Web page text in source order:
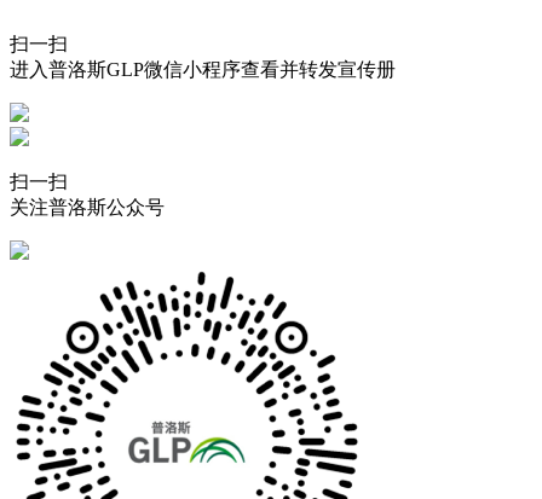
扫一扫
进入普洛斯GLP微信小程序查看并转发宣传册
扫一扫
关注普洛斯公众号